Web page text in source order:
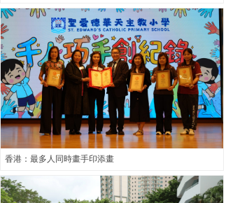
香港：最多人同時畫手印添畫